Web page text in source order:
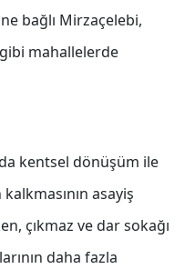
bağlı Mirzaçelebi,
gibi mahallelerde
kentsel dönüşüm ile
asayiş
çıkmaz ve dar sokağı
daha fazla